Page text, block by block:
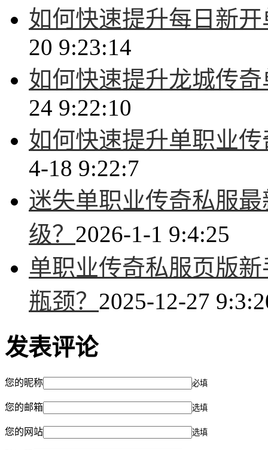
如何快速提升每日新
20 9:23:14
如何快速提升龙城传
24 9:22:10
如何快速提升单职业
4-18 9:22:7
迷失单职业传奇私服
级？ 2026-1-1 9:4:25
单职业传奇私服页版
瓶颈？ 2025-12-27
发表评论
您的昵称 必填
您的邮箱 选填
您的网站 选填